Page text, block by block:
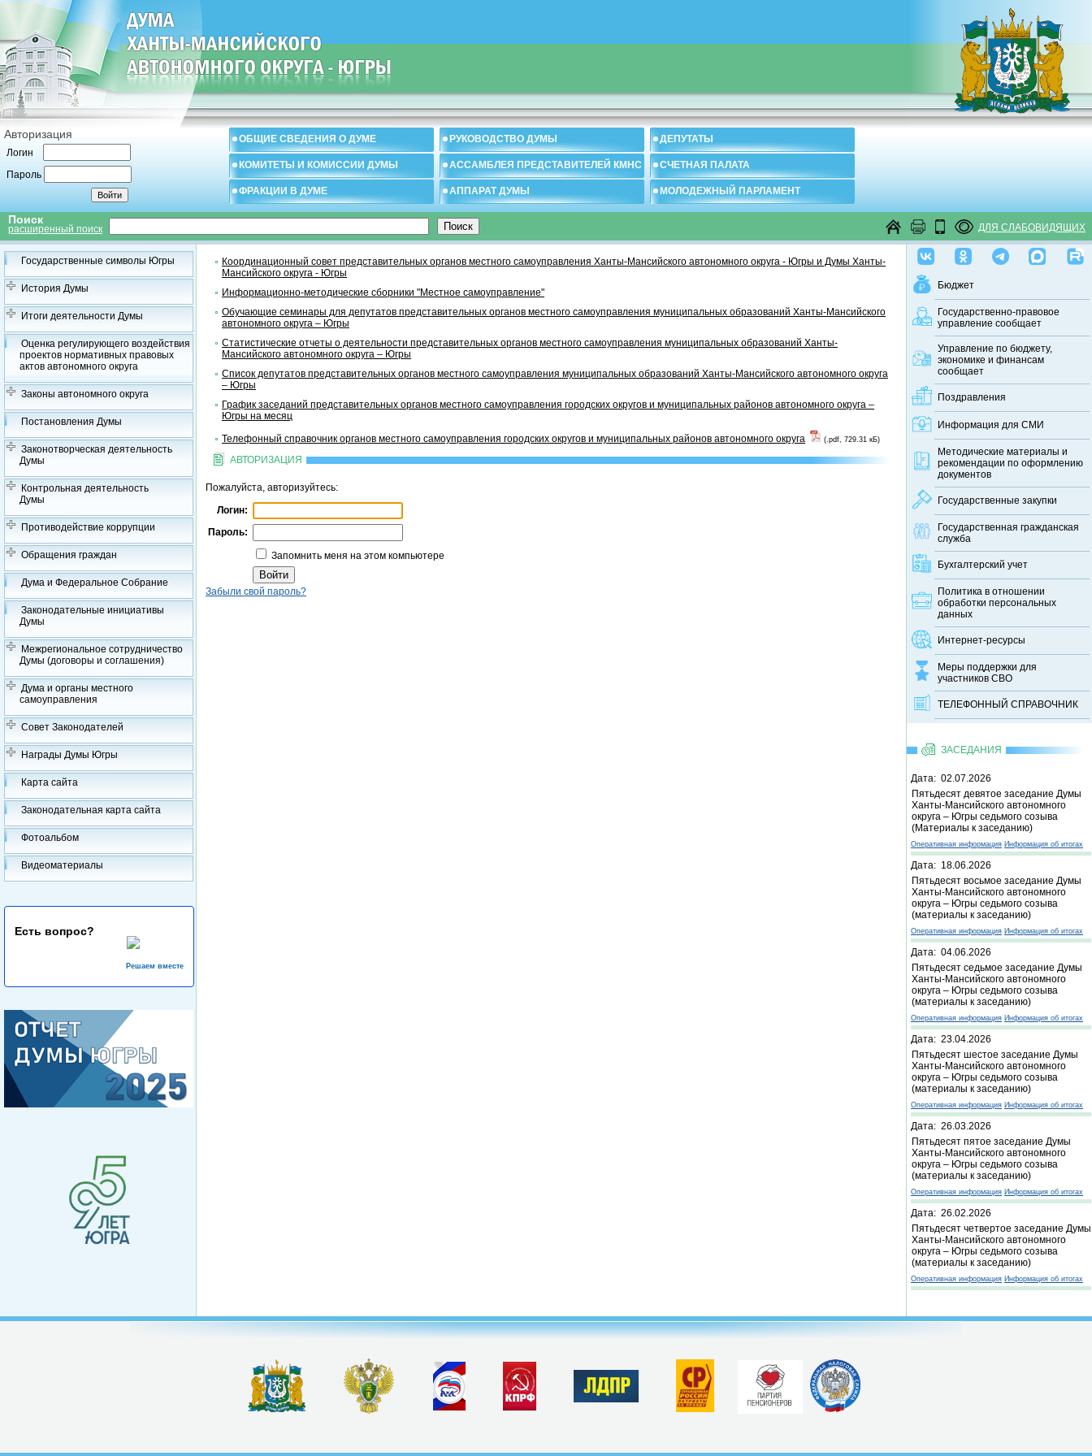
Авторизация
Логин
Пароль
ОБЩИЕ СВЕДЕНИЯ О ДУМЕ РУКОВОДСТВО ДУМЫ ДЕПУТАТЫ
КОМИТЕТЫ И КОМИССИИ ДУМЫ АССАМБЛЕЯ ПРЕДСТАВИТЕЛЕЙ КМНС СЧЕТНАЯ ПАЛАТА
ФРАКЦИИ В ДУМЕ АППАРАТ ДУМЫ МОЛОДЕЖНЫЙ ПАРЛАМЕНТ
Поиск
расширенный поиск ДЛЯ СЛАБОВИДЯЩИХ
Государственные символы Югры
История Думы
Итоги деятельности Думы
Оценка регулирующего воздействия
проектов нормативных правовых
актов автономного округа
Законы автономного округа
Постановления Думы
Законотворческая деятельность
Думы
Контрольная деятельность
Думы
Противодействие коррупции
Обращения граждан
Дума и Федеральное Собрание
Законодательные инициативы
Думы
Межрегиональное сотрудничество
Думы (договоры и соглашения)
Дума и органы местного
самоуправления
Совет Законодателей
Награды Думы Югры
Карта сайта
Законодательная карта сайта
Фотоальбом
Видеоматериалы
Есть вопрос?
Решаем вместе
Бюджет
Государственно-правовое
управление сообщает
Управление по бюджету,
экономике и финансам
сообщает
Поздравления
Информация для СМИ
Методические материалы и
рекомендации по оформлению
документов
Государственные закупки
Государственная гражданская
служба
Бухгалтерский учет
Политика в отношении
обработки персональных
данных
Интернет-ресурсы
Меры поддержки для
участников СВО
ТЕЛЕФОННЫЙ CПРАВОЧНИК
ЗАСЕДАНИЯ
Дата: 02.07.2026
Пятьдесят девятое заседание Думы
Ханты-Мансийского автономного
округа – Югры седьмого созыва
(Материалы к заседанию)
Оперативная информация Информация об итогах
Дата: 18.06.2026
Пятьдесят восьмое заседание Думы
Ханты-Мансийского автономного
округа – Югры седьмого созыва
(материалы к заседанию)
Оперативная информация Информация об итогах
Дата: 04.06.2026
Пятьдесят седьмое заседание Думы
Ханты-Мансийского автономного
округа – Югры седьмого созыва
(материалы к заседанию)
Оперативная информация Информация об итогах
Дата: 23.04.2026
Пятьдесят шестое заседание Думы
Ханты-Мансийского автономного
округа – Югры седьмого созыва
(материалы к заседанию)
Оперативная информация Информация об итогах
Дата: 26.03.2026
Пятьдесят пятое заседание Думы
Ханты-Мансийского автономного
округа – Югры седьмого созыва
(материалы к заседанию)
Оперативная информация Информация об итогах
Дата: 26.02.2026
Пятьдесят четвертое заседание Думы
Ханты-Мансийского автономного
округа – Югры седьмого созыва
(материалы к заседанию)
Оперативная информация Информация об итогах
Координационный совет представительных органов местного самоуправления Ханты-Мансийского автономного округа - Югры и Думы Ханты-
Мансийского округа - Югры
Информационно-методические сборники "Местное самоуправление"
Обучающие семинары для депутатов представительных органов местного самоуправления муниципальных образований Ханты-Мансийского
автономного округа – Югры
Статистические отчеты о деятельности представительных органов местного самоуправления муниципальных образований Ханты-
Мансийского автономного округа – Югры
Список депутатов представительных органов местного самоуправления муниципальных образований Ханты-Мансийского автономного округа
– Югры
График заседаний представительных органов местного самоуправления городских округов и муниципальных районов автономного округа –
Югры на месяц
Телефонный справочник органов местного самоуправления городских округов и муниципальных районов автономного округа
(.pdf, 729.31 кБ)
АВТОРИЗАЦИЯ
Пожалуйста, авторизуйтесь:
Логин:
Пароль:
Запомнить меня на этом компьютере
Забыли свой пароль?